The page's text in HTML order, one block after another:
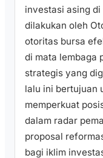
investasi asing
dilakukan oleh
otoritas bursa
di mata lembaga
strategis yang
lalu ini bertujuan
memperkuat
dalam radar
proposal
bagi iklim